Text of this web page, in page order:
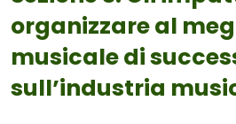
organizzare al
musicale di
sull’industria